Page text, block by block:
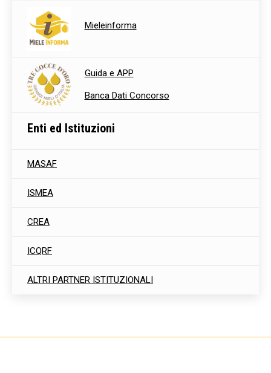
Mieleinforma
Guida e APP
Banca Dati Concorso
Enti ed Istituzioni
MASAF
ISMEA
CREA
ICQRF
ALTRI PARTNER ISTITUZIONALI